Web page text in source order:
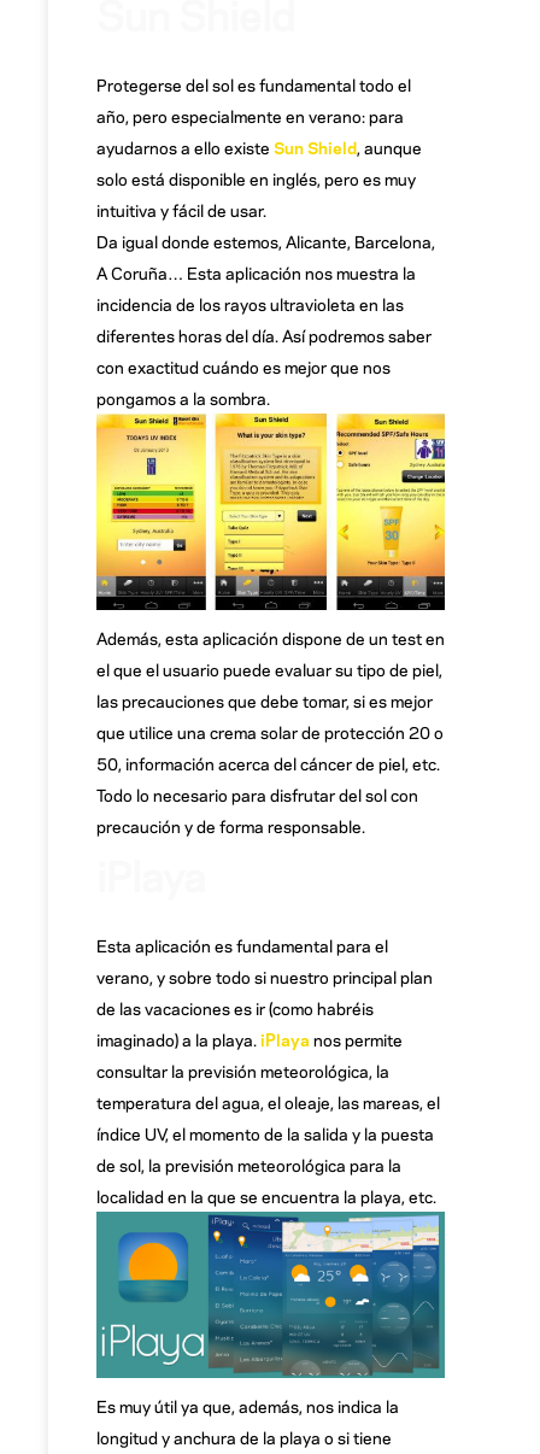
Protegerse del sol es fundamental todo el
año, pero especialmente en verano: para
ayudarnos a ello existe Sun Shield, aunque
solo está disponible en inglés, pero es muy
intuitiva y fácil de usar.
Da igual donde estemos, Alicante, Barcelona,
A Coruña… Esta aplicación nos muestra la
incidencia de los rayos ultravioleta en las
diferentes horas del día. Así podremos saber
con exactitud cuándo es mejor que nos
pongamos a la sombra.
Además, esta aplicación dispone de un test en
el que el usuario puede evaluar su tipo de piel,
las precauciones que debe tomar, si es mejor
que utilice una crema solar de protección 20 o
50, información acerca del cáncer de piel, etc.
Todo lo necesario para disfrutar del sol con
precaución y de forma responsable.
Esta aplicación es fundamental para el
verano, y sobre todo si nuestro principal plan
de las vacaciones es ir (como habréis
imaginado) a la playa. iPlaya nos permite
consultar la previsión meteorológica, la
temperatura del agua, el oleaje, las mareas, el
índice UV, el momento de la salida y la puesta
de sol, la previsión meteorológica para la
localidad en la que se encuentra la playa, etc.
Es muy útil ya que, además, nos indica la
longitud y anchura de la playa o si tiene